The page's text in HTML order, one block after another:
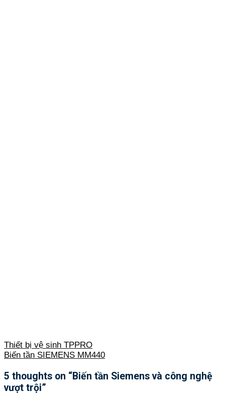
Thiết bị vệ sinh TPPRO
Biến tần SIEMENS MM440
5 thoughts on “Biến tần Siemens và công nghệ
vượt trội”